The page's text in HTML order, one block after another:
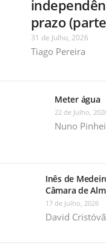
prazo
31 de Julho, 2026
Tiago Pereira
Meter água
22 de Julho,
Nuno
Inês de
Câmara de
17 de Julho, 2026
David